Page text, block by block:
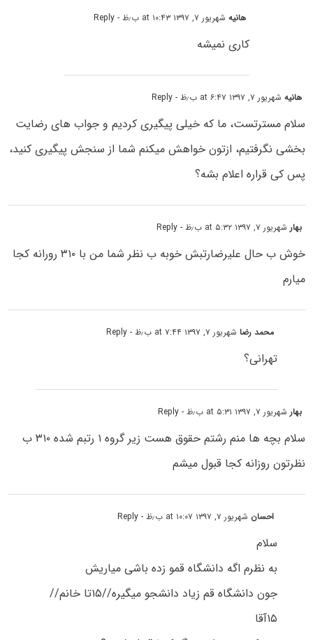
هانیهشهریور ۷, ۱۳۹۷ at ۱۰:۴۳ ب٫ظ - Reply
کاری نمیشه
هانیهشهریور ۷, ۱۳۹۷ at ۶:۴۷ ب٫ظ - Reply
سلام مسترتست، ما که خیلی پیگیری کردیم و جواب های رضایت
بخشی نگرفتیم، ازتون خواهش میکنم شما از سنجش پیگیری کنید،
پس کی قراره اعلام بشه؟
بهار شهریور ۷, ۱۳۹۷ at ۵:۳۲ ب٫ظ - Reply
خوش ب حال علیرضارتبش خوبه ب نظر شما من با ۳۱۰ رورانه کجا
میارم
محمد رضاشهریور ۷, ۱۳۹۷ at ۷:۴۴ ب٫ظ - Reply
تهرانی؟
بهار شهریور ۷, ۱۳۹۷ at ۵:۳۱ ب٫ظ - Reply
سلام بچه ها منم رشتم حقوق هست زیر گروه ۱ رتبم شده ۳۱۰ ب
نظرتون روزانه کجا قبول میشم
احسان شهریور ۷, ۱۳۹۷ at ۱۰:۰۷ ب٫ظ - Reply
سلام
به نظرم اگه دانشگاه قمو زده باشی میاریش
جون دانشگاه قم زیاد دانشجو میگیره//۱۵تا خانم//
۱۵آقا